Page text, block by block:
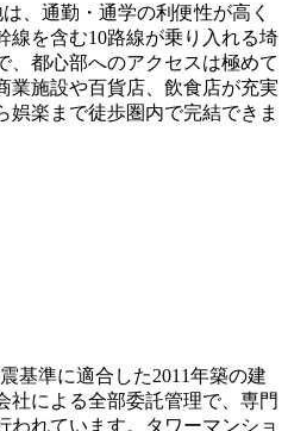
、通勤・通学の利便性が高く
線を含む10路線が乗り入れる埼
、都心部へのアクセスは極めて
業施設や百貨店、飲食店が充実
娯楽まで徒歩圏内で完結できま
基準に適合した2011年築の建
社による全部委託管理で、専門
われています。タワーマンショ